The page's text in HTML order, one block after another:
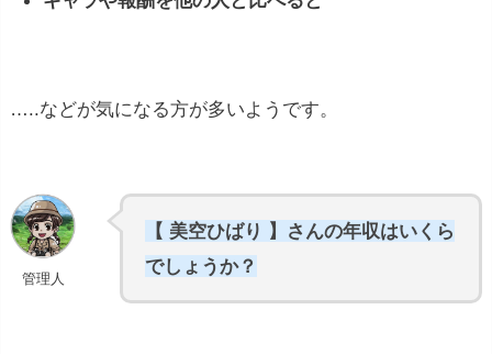
…..などが気になる方が多いようです。
管理人
【 美空ひばり 】さんの年収はいくら
でしょうか？